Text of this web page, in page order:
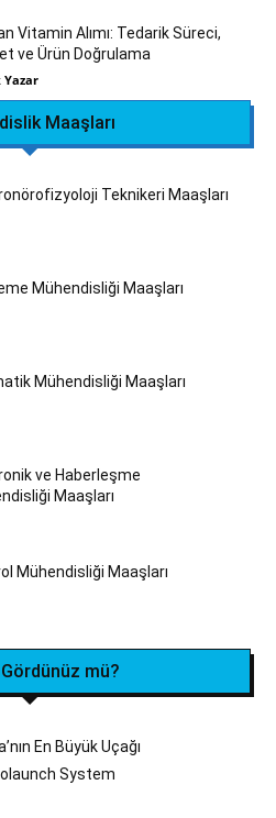
Vitamin Alımı: Tedarik Süreci,
ve Ürün Doğrulama
Yazar
Maaşları
Teknikeri Maaşları
Mühendisliği Maaşları
Mühendisliği Maaşları
ve Haberleşme
Maaşları
Mühendisliği Maaşları
Gördünüz mü?
En Büyük Uçağı
System